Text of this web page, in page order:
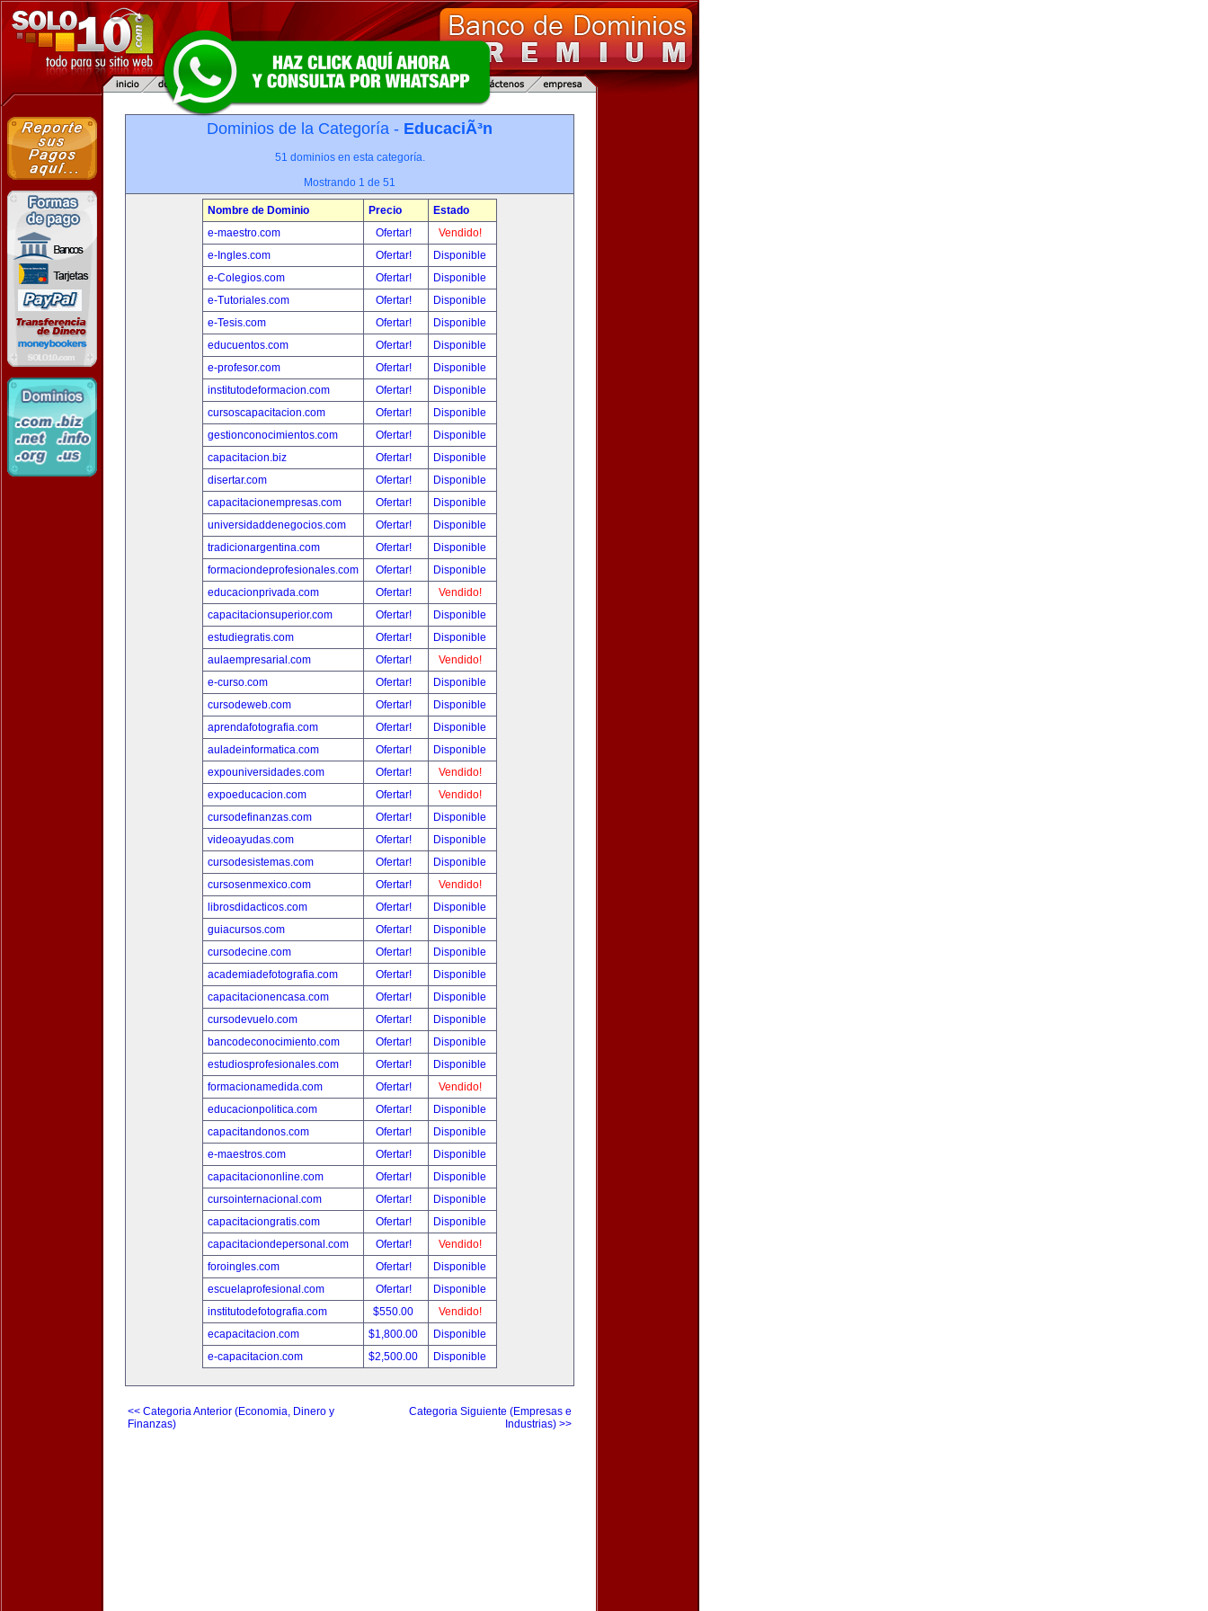
Dominios de la Categoría - EducaciÃ³n
51 dominios en esta categoría.
Mostrando 1 de 51
Nombre de Dominio Precio
Estado
e-maestro.com
Ofertar!
Vendido!
e-Ingles.com
Ofertar!
Disponible
e-Colegios.com
Ofertar!
Disponible
e-Tutoriales.com
Ofertar!
Disponible
e-Tesis.com
Ofertar!
Disponible
educuentos.com
Ofertar!
Disponible
e-profesor.com
Ofertar!
Disponible
institutodeformacion.com
Ofertar!
Disponible
cursoscapacitacion.com
Ofertar!
Disponible
gestionconocimientos.com
Ofertar!
Disponible
capacitacion.biz
Ofertar!
Disponible
disertar.com
Ofertar!
Disponible
capacitacionempresas.com
Ofertar!
Disponible
universidaddenegocios.com
Ofertar!
Disponible
tradicionargentina.com
Ofertar!
Disponible
formaciondeprofesionales.com
Ofertar!
Disponible
educacionprivada.com
Ofertar!
Vendido!
capacitacionsuperior.com
Ofertar!
Disponible
estudiegratis.com
Ofertar!
Disponible
aulaempresarial.com
Ofertar!
Vendido!
e-curso.com
Ofertar!
Disponible
cursodeweb.com
Ofertar!
Disponible
aprendafotografia.com
Ofertar!
Disponible
auladeinformatica.com
Ofertar!
Disponible
expouniversidades.com
Ofertar!
Vendido!
expoeducacion.com
Ofertar!
Vendido!
cursodefinanzas.com
Ofertar!
Disponible
videoayudas.com
Ofertar!
Disponible
cursodesistemas.com
Ofertar!
Disponible
cursosenmexico.com
Ofertar!
Vendido!
librosdidacticos.com
Ofertar!
Disponible
guiacursos.com
Ofertar!
Disponible
cursodecine.com
Ofertar!
Disponible
academiadefotografia.com
Ofertar!
Disponible
capacitacionencasa.com
Ofertar!
Disponible
cursodevuelo.com
Ofertar!
Disponible
bancodeconocimiento.com
Ofertar!
Disponible
estudiosprofesionales.com
Ofertar!
Disponible
formacionamedida.com
Ofertar!
Vendido!
educacionpolitica.com
Ofertar!
Disponible
capacitandonos.com
Ofertar!
Disponible
e-maestros.com
Ofertar!
Disponible
capacitaciononline.com
Ofertar!
Disponible
cursointernacional.com
Ofertar!
Disponible
capacitaciongratis.com
Ofertar!
Disponible
capacitaciondepersonal.com
Ofertar!
Vendido!
foroingles.com
Ofertar!
Disponible
escuelaprofesional.com
Ofertar!
Disponible
institutodefotografia.com
$550.00
Vendido!
ecapacitacion.com
$1,800.00
Disponible
e-capacitacion.com
$2,500.00 Disponible
<< Categoria Anterior (Economia, Dinero y
Finanzas)
Categoria Siguiente (Empresas e
Industrias) >>